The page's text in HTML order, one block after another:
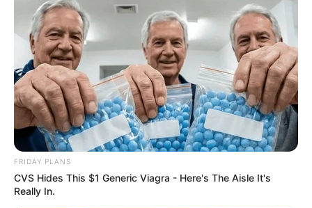
FRIDAY PLANS
CVS Hides This $1 Generic Viagra - Here's The Aisle It's
Really In.